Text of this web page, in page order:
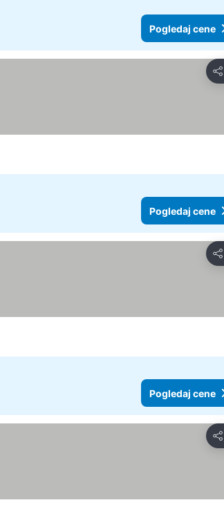
Pogledaj cene
Deli
Pogledaj cene
Deli
Pogledaj cene
Deli